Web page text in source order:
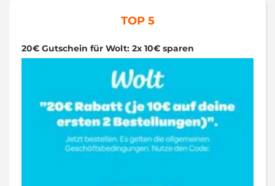
TOP 5
20€ Gutschein für Wolt: 2x 10€ sparen